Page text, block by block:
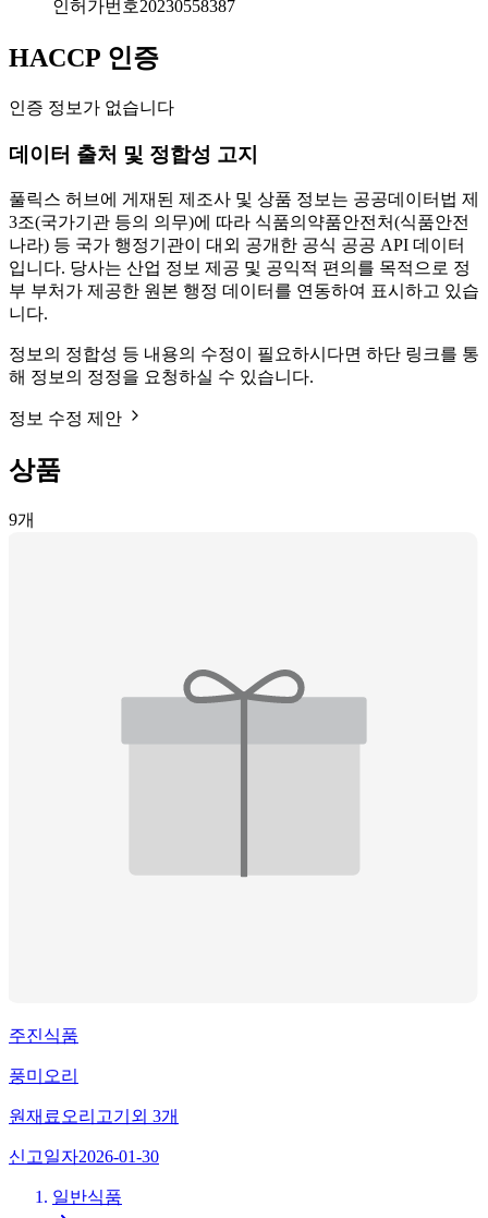
인허가번호20230558387
HACCP 인증
인증 정보가 없습니다
데이터 출처 및 정합성 고지
풀릭스 허브에 게재된 제조사 및 상품 정보는 공공데이터법 제
3조(국가기관 등의 의무)에 따라 식품의약품안전처(식품안전
나라) 등 국가 행정기관이 대외 공개한 공식 공공 API 데이터
입니다. 당사는 산업 정보 제공 및 공익적 편의를 목적으로 정
부 부처가 제공한 원본 행정 데이터를 연동하여 표시하고 있습
니다.
정보의 정합성 등 내용의 수정이 필요하시다면 하단 링크를 통
해 정보의 정정을 요청하실 수 있습니다.
정보 수정 제안
상품
9개
주진식품
풍미오리
원재료 오리고기 외 3개
신고일자2026-01-30
일반식품